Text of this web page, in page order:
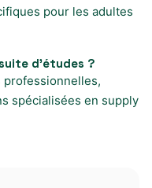
pour les adultes
d’études ?
professionnelles,
spécialisées en supply